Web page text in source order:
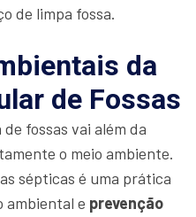
de limpa fossa.
da
de Fossas
fossas vai além da
o meio ambiente.
sépticas é uma prática
ambiental e prevenção